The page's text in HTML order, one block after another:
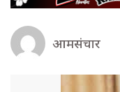
आमसंचार